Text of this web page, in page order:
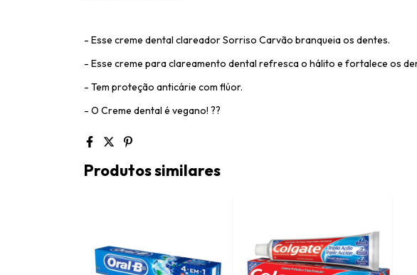
- Esse creme dental clareador Sorriso Carvão branqueia os dentes.
- Esse creme para clareamento dental refresca o hálito e fortalece os
- Tem proteção anticárie com flúor.
- O Creme dental é vegano! ??
Produtos similares